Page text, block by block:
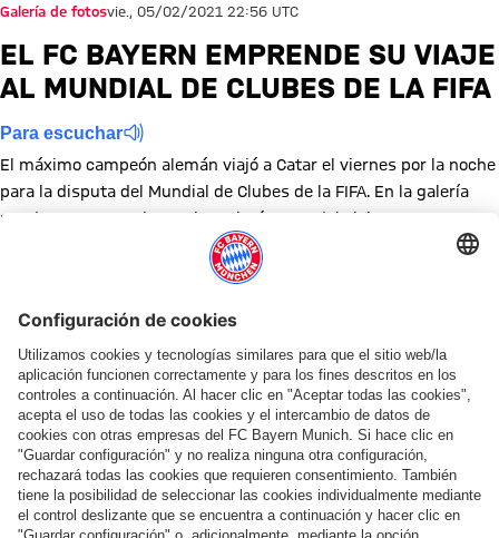
Galería de fotosvie., 05/02/2021 22:56 UTC
EL FC BAYERN EMPRENDE SU VIAJE
AL MUNDIAL DE CLUBES DE LA FIFA
Para escuchar
El máximo campeón alemán viajó a Catar el viernes por la noche
para la disputa del Mundial de Clubes de la FIFA. En la galería
pueden encontrar las mejores imágenes del viaje.
Mostrar tamaño completo
Mostrar tamaño completo
Mostrar tamaño completo
Mostrar tamaño completo
Mostrar tamaño completo
Temas de esta galería
Galería de fotos
Copa Mundial de la FIFA
Copa Mundial de la FIFA
Copa Mundial de la FIFA
Mundial de Clubes de la FIFA
Compartir esta galería